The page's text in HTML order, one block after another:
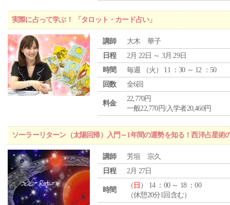
実際に占って学ぶ！ 「タロット・カード占い」
講師
大木 華子
日程
2月 22日 ～ 3月 29日
時間
毎週 （火 ） 11 ：30 ～ 12 ：50
回数
全6回
料金
22,770円
一般22,770円/入学者20,460円
ソーラーリターン（太陽回帰）入門～1年間の運勢を知る！西洋占星術
講師
芳垣 宗久
日程
2月 27日
時間
（ 日 ） 14 ：00 ～ 18 ：00
（休憩20分1回含む）